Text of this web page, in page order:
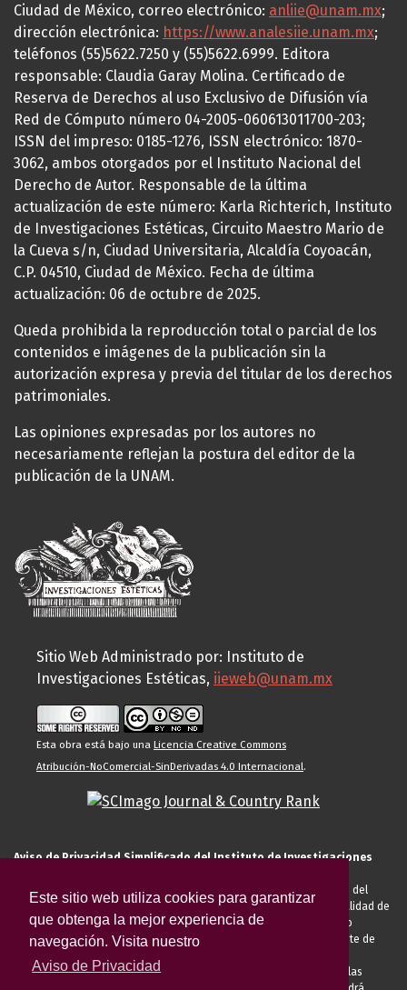
Este sitio web utiliza cookies para garantizar
que obtenga la mejor experiencia de
navegación. Visita nuestro
Aviso de Privacidad
Ciudad de México, correo electrónico: anliie@unam.mx;
dirección electrónica: https://www.analesiie.unam.mx;
teléfonos (55)5622.7250 y (55)5622.6999. Editora
responsable: Claudia Garay Molina. Certificado de
Reserva de Derechos al uso Exclusivo de Difusión vía
Red de Cómputo número 04-2005-060613011700-203;
ISSN del impreso: 0185-1276, ISSN electrónico: 1870-
3062, ambos otorgados por el Instituto Nacional del
Derecho de Autor. Responsable de la última
actualización de este número: Karla Richterich, Instituto
de Investigaciones Estéticas, Circuito Maestro Mario de
la Cueva s/n, Ciudad Universitaria, Alcaldía Coyoacán,
C.P. 04510, Ciudad de México. Fecha de última
actualización: 06 de octubre de 2025.
Queda prohibida la reproducción total o parcial de los
contenidos e imágenes de la publicación sin la
autorización expresa y previa del titular de los derechos
patrimoniales.
Las opiniones expresadas por los autores no
necesariamente reflejan la postura del editor de la
publicación de la UNAM.
Sitio Web Administrado por: Instituto de
Investigaciones Estéticas, iieweb@unam.mx
Esta obra está bajo una Licencia Creative Commons
Atribución-NoComercial-SinDerivadas 4.0 Internacional.
Aviso de Privacidad Simplificado del Instituto de Investigaciones
El Instituto de Investigaciones Estéticas de la UNAM, es responsable del
tratamiento de sus datos personales para el registro de usted en calidad de
alumno, docente, personal de la entidad académica, conferencista o
invitado externo (nacional o extranjero), visitante, proveedor o cliente de
anteriormente descritas u otras aquellas exigidas legalmente o por las